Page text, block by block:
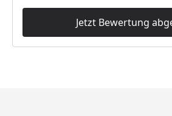
Jetzt Bewertung